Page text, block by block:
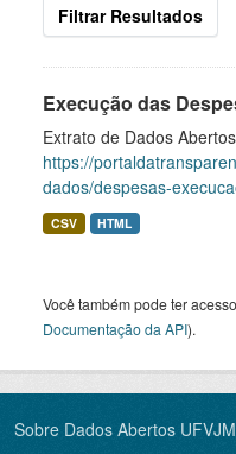
Filtrar Resultados
Execução das
Extrato de Dados
https://
dados/despesas-
CSV HTML
Você também pode ter
Documentação da API).
Sobre Dados Abertos UFVJM